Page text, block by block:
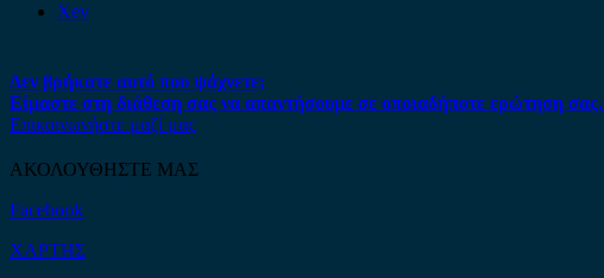
Xev
Δεν βρήκατε αυτό που ψάχνετε;
Είμαστε στη διάθεση σας να απαντήσουμε σε οποιαδήποτε ερώτηση σας.
Επικοινωνήστε μαζί μας
ΑΚΟΛΟΥΘΗΣΤΕ ΜΑΣ
Facebook
ΧΑΡΤΗΣ